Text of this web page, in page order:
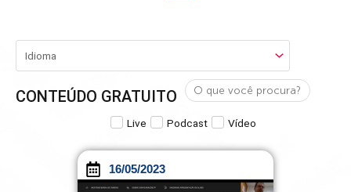
CONTEÚDO GRATUITO
Live Podcast Vídeo
16/05/2023